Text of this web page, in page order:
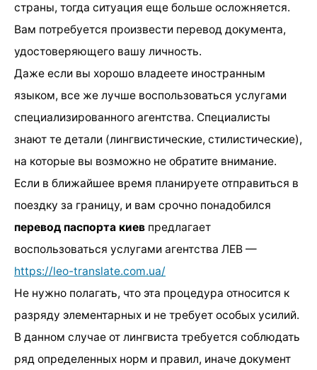
страны, тогда ситуация еще больше осложняется.
Вам потребуется произвести перевод документа,
удостоверяющего вашу личность.
Даже если вы хорошо владеете иностранным
языком, все же лучше воспользоваться услугами
специализированного агентства. Специалисты
знают те детали (лингвистические, стилистические),
на которые вы возможно не обратите внимание.
Если в ближайшее время планируете отправиться в
поездку за границу, и вам срочно понадобился
перевод паспорта киев предлагает
воспользоваться услугами агентства ЛЕВ —
https://leo-translate.com.ua/
Не нужно полагать, что эта процедура относится к
разряду элементарных и не требует особых усилий.
В данном случае от лингвиста требуется соблюдать
ряд определенных норм и правил, иначе документ